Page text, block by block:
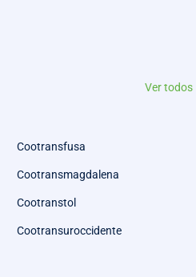
Ver todos
Cootransfusa
Cootransmagdalena
Cootranstol
Cootransuroccidente